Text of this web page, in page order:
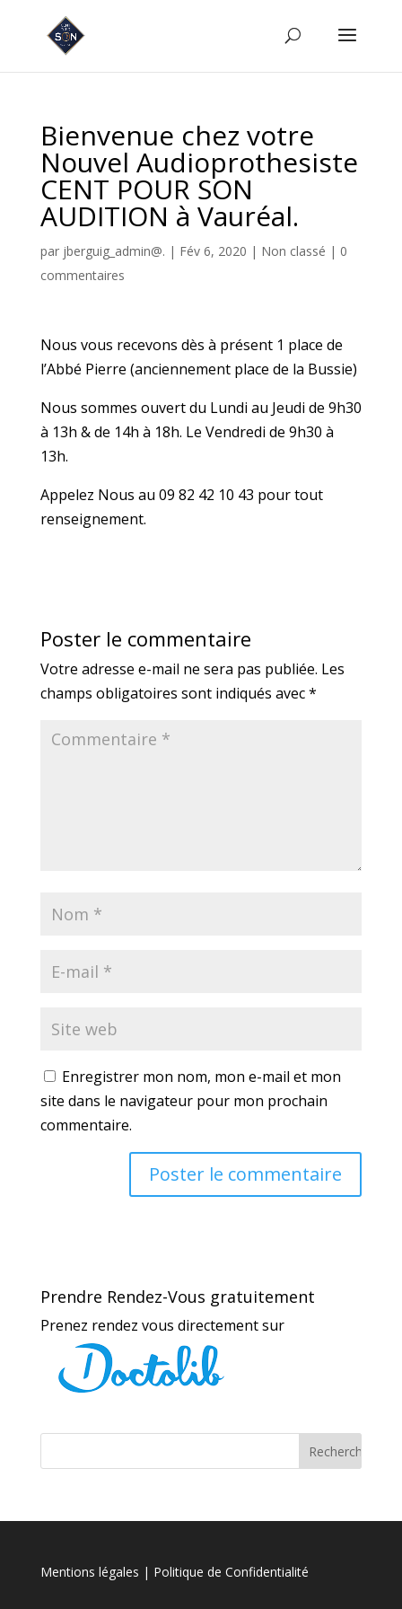
Bienvenue chez votre
Nouvel Audioprothesiste
CENT POUR SON
AUDITION à Vauréal.
par jberguig_admin@. | Fév 6, 2020 | Non classé | 0
commentaires
Nous vous recevons dès à présent 1 place de
l’Abbé Pierre (anciennement place de la Bussie)
Nous sommes ouvert du Lundi au Jeudi de 9h30
à 13h & de 14h à 18h. Le Vendredi de 9h30 à
13h.
Appelez Nous au 09 82 42 10 43 pour tout
renseignement.
Poster le commentaire
Votre adresse e-mail ne sera pas publiée. Les
champs obligatoires sont indiqués avec*
Enregistrer mon nom, mon e-mail et mon
site dans le navigateur pour mon prochain
commentaire.
Prendre Rendez-Vous gratuitement
Prenez rendez vous directement sur
Mentions légales | Politique de Confidentialité